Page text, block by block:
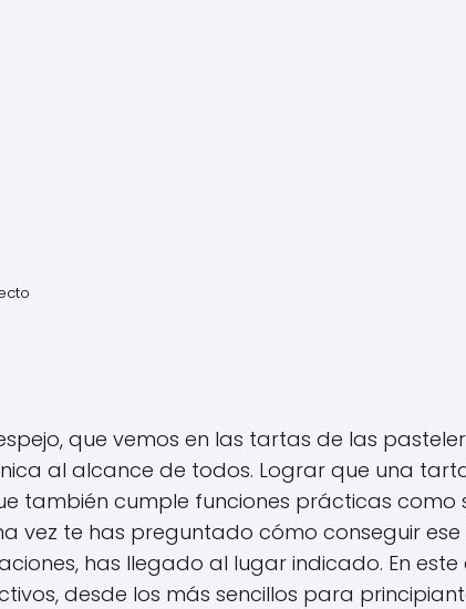
que vemos en las tartas de las
al alcance de todos. Lograr que una
también cumple funciones prácticas como
vez te has preguntado cómo conseguir
has llegado al lugar indicado. En este
desde los más sencillos para